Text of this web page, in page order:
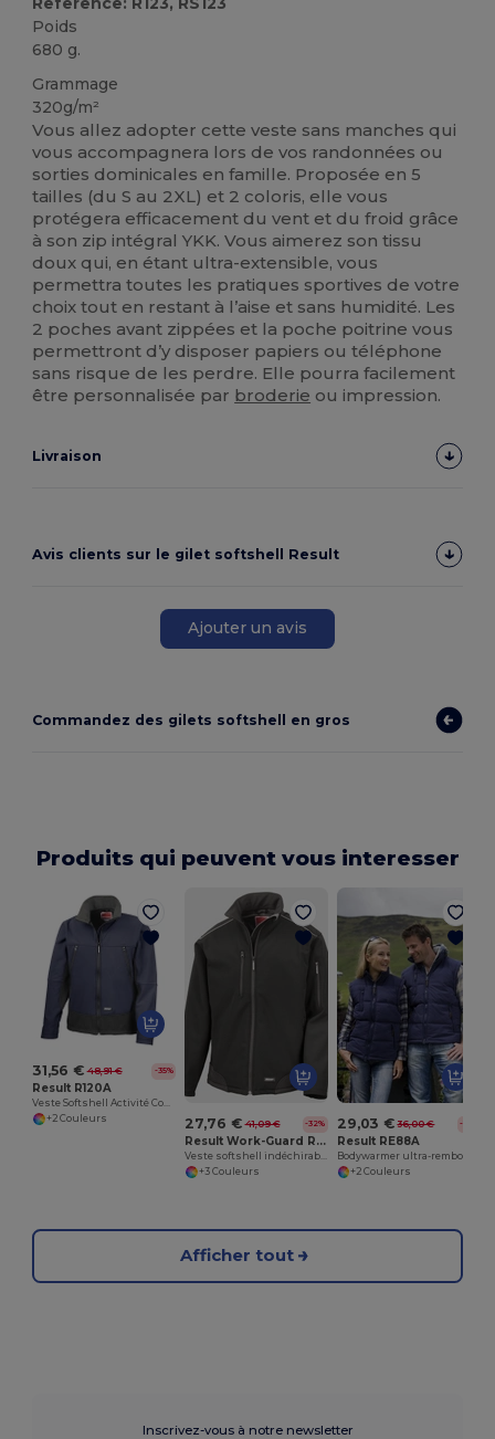
Poids
680 g.
Grammage
320g/m²
Vous allez adopter cette veste sans manches qui
vous accompagnera lors de vos randonnées ou
sorties dominicales en famille. Proposée en 5
tailles (du S au 2XL) et 2 coloris, elle vous
protégera efficacement du vent et du froid grâce
à son zip intégral YKK. Vous aimerez son tissu
doux qui, en étant ultra-extensible, vous
permettra toutes les pratiques sportives de votre
choix tout en restant à l’aise et sans humidité. Les
2 poches avant zippées et la poche poitrine vous
permettront d’y disposer papiers ou téléphone
sans risque de les perdre. Elle pourra facilement
être personnalisée par broderie ou impression.
Livraison
Avis clients sur le gilet softshell Result
Ajouter un avis
Commandez des gilets softshell en gros
Produits qui peuvent vous interesser
31,56 € 48,91 € -35%
Result R120A
+2 Couleurs
27,76 € 41,09 € -32%
Result Work-Guard R124A
+3 Couleurs
29,03 € 36,00 € -19%
Result RE88A
+2 Couleurs
Afficher tout
Inscrivez-vous à notre newsletter